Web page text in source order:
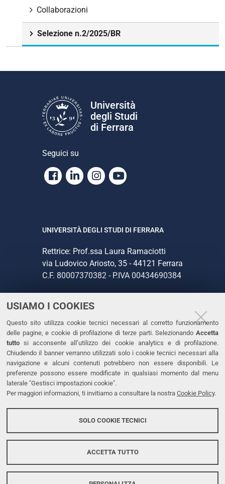
USIAMO I COOKIES
Questo sito utilizza cookie tecnici necessari al corretto funzionamento
delle pagine, e cookie di profilazione di terze parti. Selezionando Accetta
tutto si acconsente all’utilizzo dei cookie analytics e di profilazione.
Chiudendo il banner verranno utilizzati solo i cookie tecnici necessari alla
navigazione e alcuni contenuti potrebbero non essere disponibili. Le
preferenze possono essere modificate in qualsiasi momento dal menu
laterale "Gestisci impostazioni cookie".
Per maggiori informazioni, ti invitiamo a consultare la nostra Cookie Policy.
SOLO COOKIE TECNICI
ACCETTA TUTTO
Collaborazioni
Selezione n.2/2025/BR
Università
degli Studi
di Ferrara
Seguici su
Facebook
LinkedinInstagram
Youtube
UNIVERSITÀ DEGLI STUDI DI FERRARA
Rettrice: Prof.ssa Laura Ramaciotti
via Ludovico Ariosto, 35 - 44121 Ferrara
C.F. 80007370382 - P.IVA 00434690384
CONTATTI
Tel. +39 0532 293111
Fax. +39 0532 293031
PEC
LINKS
Dichiarazione di accessibilità
Protezione dati personali